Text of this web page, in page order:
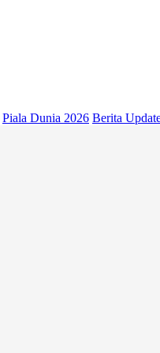
Piala Dunia 2026 Berita